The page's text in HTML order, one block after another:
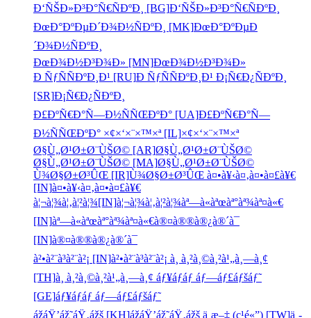
Ð‘ÑŠÐ»Ð³Ð°Ñ€ÑÐºÐ¸ [BG]Ð‘ÑŠÐ»Ð³Ð°Ñ€ÑÐºÐ¸
ÐœÐ°ÐºÐµÐ´Ð¾Ð½ÑÐºÐ¸ [MK]ÐœÐ°ÐºÐµÐ
´Ð¾Ð½ÑÐºÐ¸
ÐœÐ¾Ð½Ð³Ð¾Ð» [MN]ÐœÐ¾Ð½Ð³Ð¾Ð»
Ð ÑƒÑÑÐºÐ¸Ð¹ [RU]Ð ÑƒÑÑÐºÐ¸Ð¹ Ð¡Ñ€Ð¿ÑÐºÐ¸
[SR]Ð¡Ñ€Ð¿ÑÐºÐ¸
Ð£ÐºÑ€Ð°Ñ—Ð½ÑÑŒÐºÐ° [UA]Ð£ÐºÑ€Ð°Ñ—
Ð½ÑÑŒÐºÐ° ×¢×‘×¨×™×ª [IL]×¢×‘×¨×™×ª
Ø§Ù„Ø¹Ø±Ø¨ÙŠØ© [AR]Ø§Ù„Ø¹Ø±Ø¨ÙŠØ©
Ø§Ù„Ø¹Ø±Ø¨ÙŠØ© [MA]Ø§Ù„Ø¹Ø±Ø¨ÙŠØ©
Ù¾Ø§Ø±Ø³ÛŒ [IR]Ù¾Ø§Ø±Ø³ÛŒ à¤•à¥‹à¤‚à¤•à¤£à¥€
[IN]à¤•à¥‹à¤‚à¤•à¤£à¥€
à¦¬à¦¾à¦‚à¦²à¦¾[IN]à¦¬à¦¾à¦‚à¦²à¦¾àª—à«àªœàª°àª¾àª¤à«€
[IN]àª—à«àªœàª°àª¾àª¤à«€à®¤à®®à®¿à®´à¯
[IN]à®¤à®®à®¿à®´à¯
à²•à²¨à³à²¨à²¡ [IN]à²•à²¨à³à²¨à²¡ à¸ à¸²à¸©à¸²à¹„à¸—à¸¢
[TH]à¸ à¸²à¸©à¸²à¹„à¸—à¸¢ áƒ¥áƒáƒ áƒ—áƒ£áƒšáƒ˜
[GE]áƒ¥áƒáƒ áƒ—áƒ£áƒšáƒ˜
ážáŸ’áž˜áŸ‚ážš [KH]ážáŸ’áž˜áŸ‚ážš ä¸­æ–‡ (ç¹é«”) [TW]ä¸­